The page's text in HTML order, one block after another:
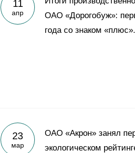
Yong Sheng Feng
Acron Argentina S.R.L
11
апр
ОАО «Дорогобуж»:
года со знаком «плюс».
23
мар
ОАО «Акрон» занял
экологическом